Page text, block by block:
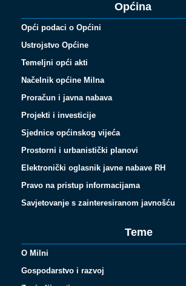
Općina
Opći podaci o Općini
Ustrojstvo Općine
Temeljni opći akti
Načelnik općine Milna
Proračun i javna nabava
Projekti i investicije
Sjednice općinskog vijeća
Prostorni i urbanistički planovi
Elektronički oglasnik javne nabave RH
Pravo na pristup informacijama
Savjetovanje s zainteresiranom javnošću
Teme
O Milni
Gospodarstvo i razvoj